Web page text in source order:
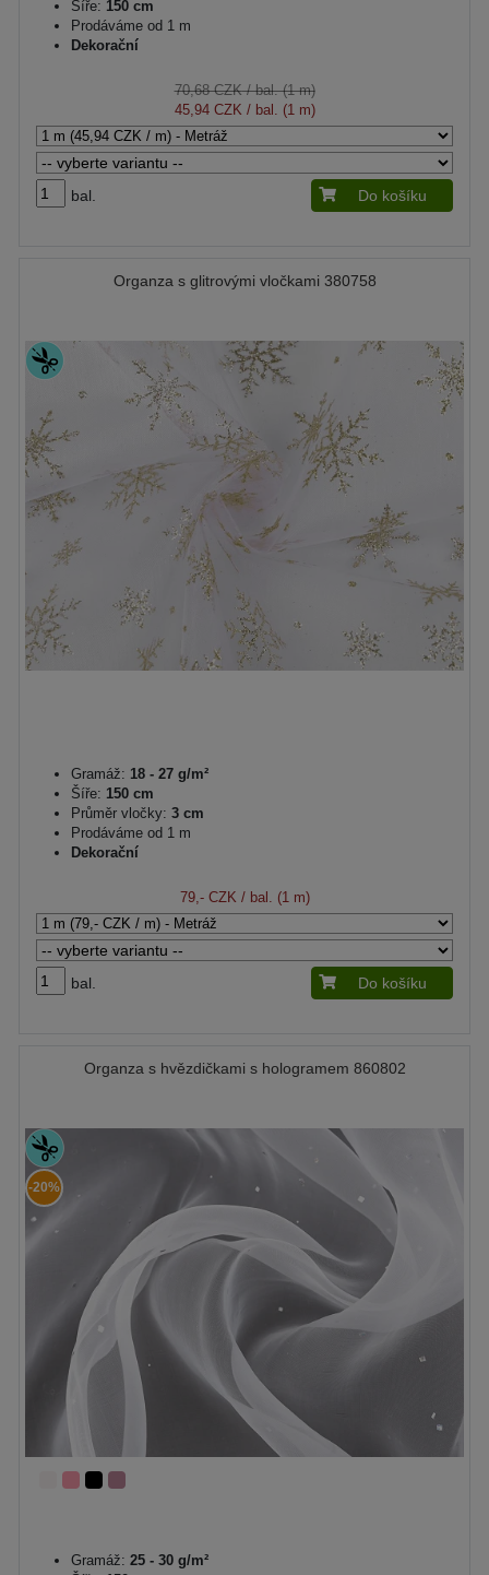
Šíře: 150 cm
Prodáváme od 1 m
Dekorační
70,68 CZK/ bal. (1 m)
45,94 CZK / bal. (1 m)
bal. Do košíku
Organza s glitrovými vločkami 380758
Gramáž: 18 - 27 g/m²
Šíře: 150 cm
Průměr vločky: 3 cm
Prodáváme od 1 m
Dekorační
79,- CZK / bal. (1 m)
bal. Do košíku
Organza s hvězdičkami s hologramem 860802
-20%
Gramáž: 25 - 30 g/m²